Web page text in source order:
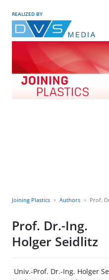
REALIZED BY
Joining Plastics Authors Prof.
Prof. Dr.-Ing.
Holger Seidlitz
Univ.-Prof. Dr.-Ing. Holger